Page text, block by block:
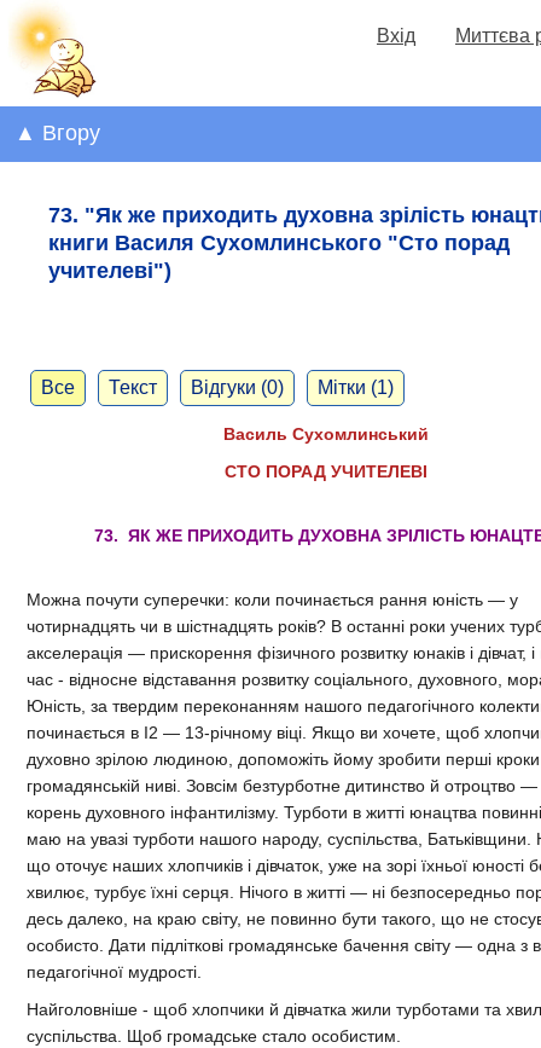
Вхід Миттєва
▲ Вгору
73. "Як же приходить духовна зрілість
книги Василя Сухомлинського "Сто порад
учителеві")
Все Текст Відгуки (0) Мітки (1)
Василь Сухомлинський
СТО ПОРАД УЧИТЕЛЕВІ
73. ЯК ЖЕ ПРИХОДИТЬ ДУХОВНА ЗРІЛІСТЬ
Можна почути суперечки: коли починається рання юність — у
чотирнадцять чи в шістнадцять років? В останні роки учених
акселерація — прискорення фізичного розвитку юнаків і дівчат,
час - відносне відставання розвитку соціального, духовного,
Юність, за твердим переконанням нашого педагогічного
починається в І2 — 13-річному віці. Якщо ви хочете, щоб
духовно зрілою людиною, допоможіть йому зробити перші
громадянській ниві. Зовсім безтурботне дитинство й отроцтво —
корень духовного інфантилізму. Турботи в житті юнацтва
маю на увазі турботи нашого народу, суспільства, Батьківщини.
що оточує наших хлопчиків і дівчаток, уже на зорі їхньої юності
хвилює, турбує їхні серця. Нічого в житті — ні безпосередньо
десь далеко, на краю світу, не повинно бути такого, що не
особисто. Дати підліткові громадянське бачення світу — одна з
педагогічної мудрості.
Найголовніше - щоб хлопчики й дівчатка жили турботами та
суспільства. Щоб громадське стало особистим.